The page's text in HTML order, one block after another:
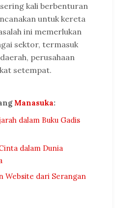
kali berbenturan
untuk kereta
ini memerlukan
sektor, termasuk
perusahaan
setempat.
Manasuka:
dalam Buku Gadis
dalam Dunia
Website dari Serangan